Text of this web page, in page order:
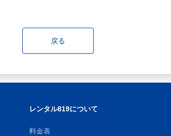
戻る
レンタル819について
料金表